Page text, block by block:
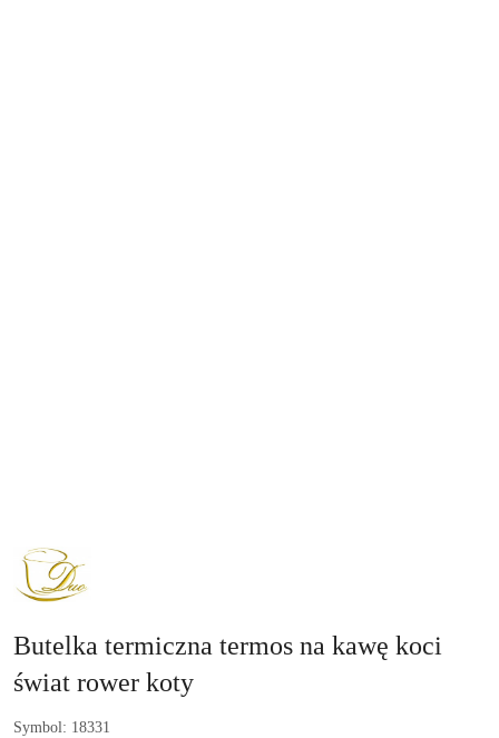
NAZWA
PRODUCENTA:
DUO
Butelka termiczna termos na kawę koci
świat rower koty
Symbol: 18331